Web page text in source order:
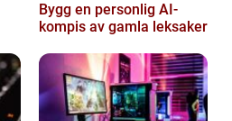
Bygg en personlig AI-
kompis av gamla leksaker